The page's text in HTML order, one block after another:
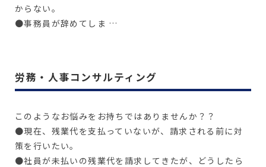
からない。
●事務員が辞めてしま …
労務・人事コンサルティング
このようなお悩みをお持ちではありませんか？？
●現在、残業代を支払っていないが、請求される前に対
策を行いたい。
●社員が未払いの残業代を請求してきたが、どうしたら